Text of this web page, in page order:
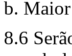
b.
8.6